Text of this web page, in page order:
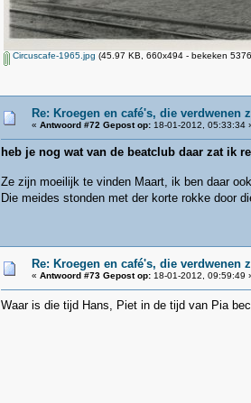
Circuscafe-1965.jpg (45.97 KB, 660x494 - bekeken
Re: Kroegen en café's, die verdwenen
« Antwoord #72 Gepost op: 18-01-2012, 05:33:34
heb je nog wat van de beatclub daar zat ik
Ze zijn moeilijk te vinden Maart, ik ben daar
Die meides stonden met der korte rokke door
Re: Kroegen en café's, die verdwenen
« Antwoord #73 Gepost op: 18-01-2012, 09:59:49
Waar is die tijd Hans, Piet in de tijd van Pia